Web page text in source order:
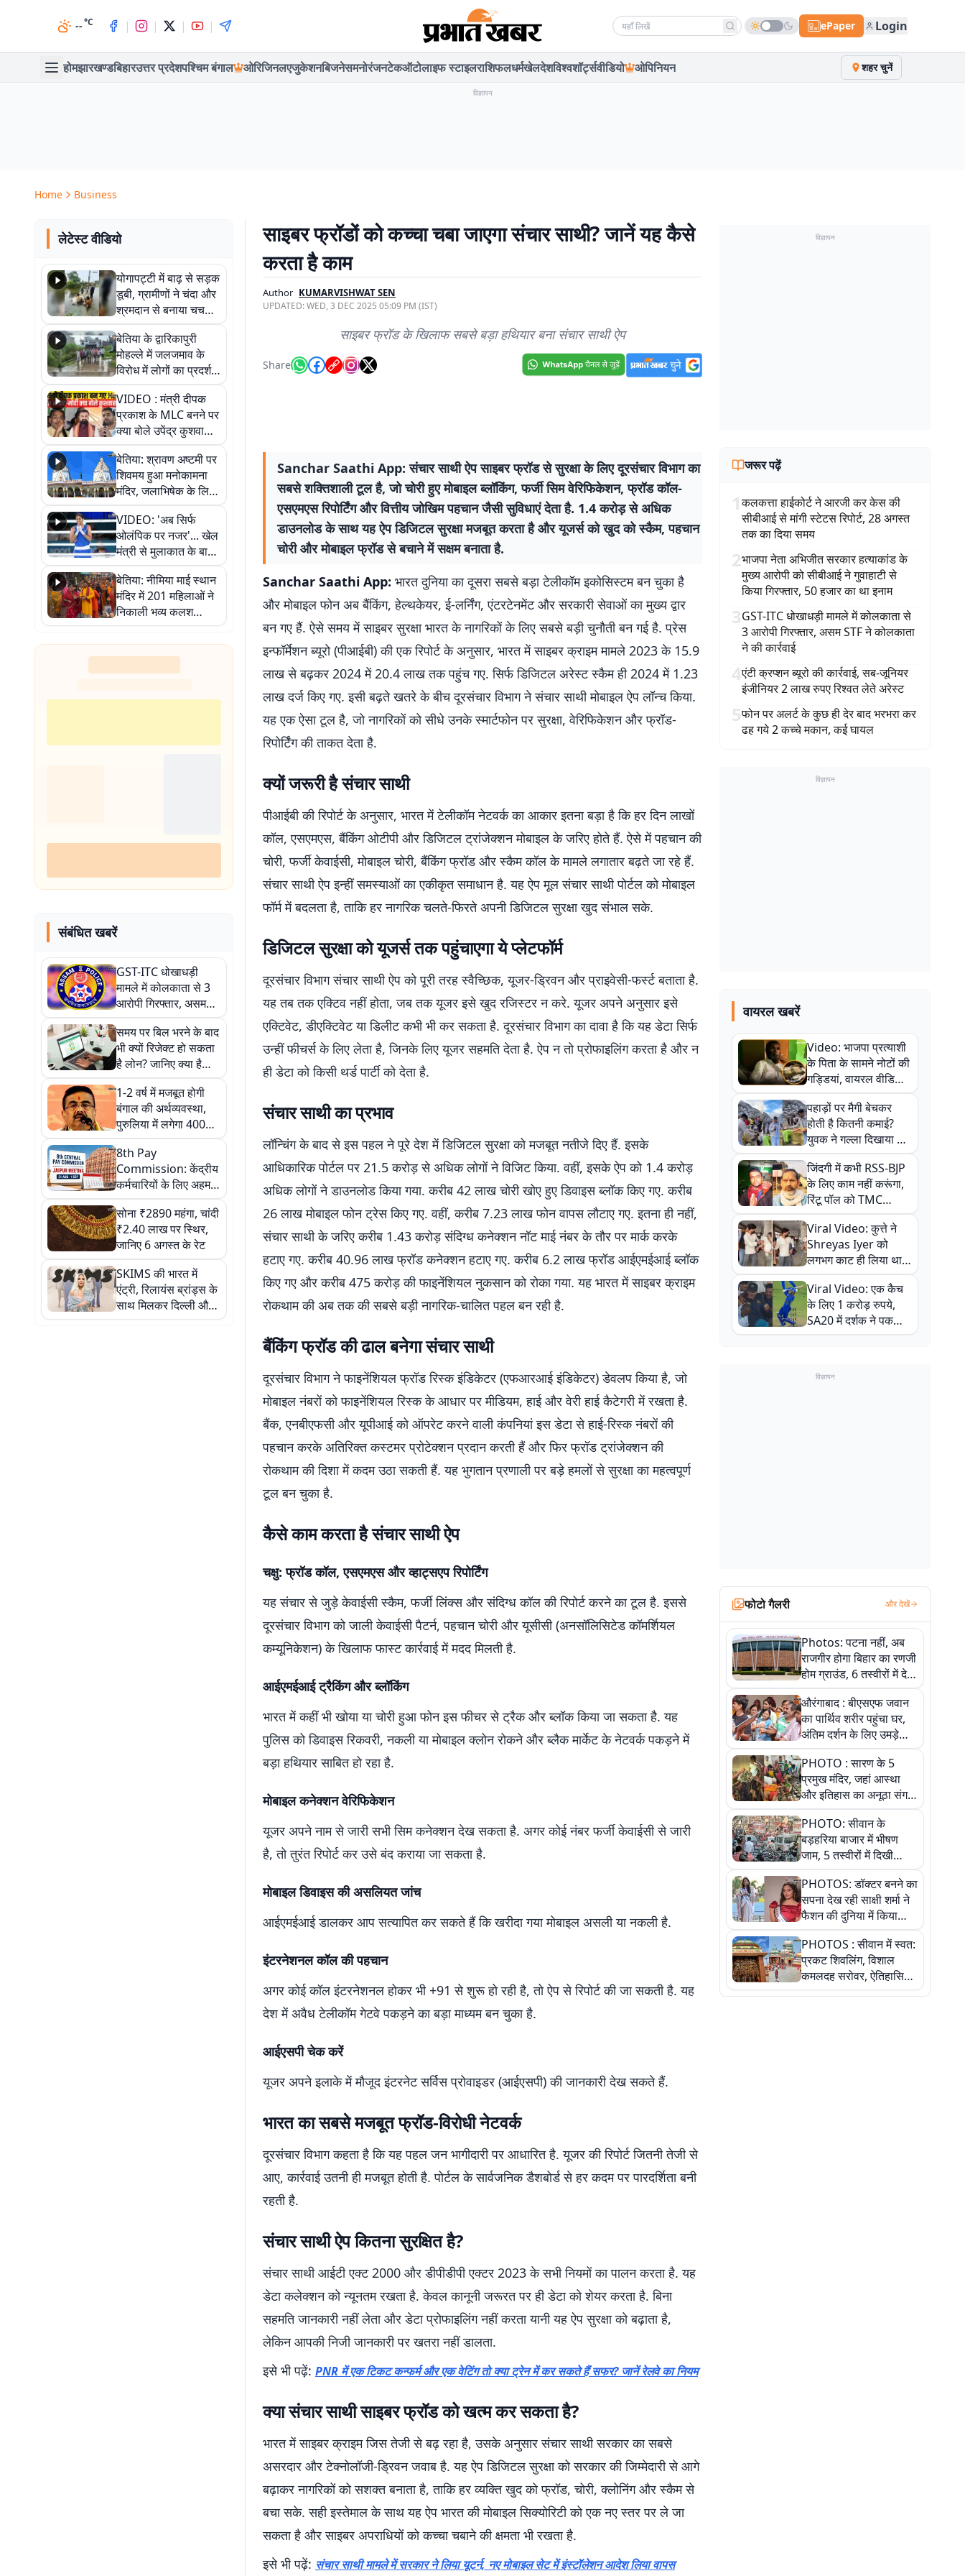
--°C | | | | Search news ePaper Login
होमझारखण्डबिहारउत्तर प्रदेशपश्चिम बंगाल ओरिजिनलएजुकेशनबिजनेसमनोरंजनटेकऑटोलाइफ स्टाइलराशिफलधर्मखेलदेशविश्वशॉर्ट्सवीडियो ओपिनियन शहर चुनें
विज्ञापन
Home Business
लेटेस्ट वीडियो
योगापट्टी में बाढ़ से सड़क
डूबी, ग्रामीणों ने चंदा और
श्रमदान से बनाया चचरी
पुल
बेतिया के द्वारिकापुरी
मोहल्ले में जलजमाव के
विरोध में लोगों का प्रदर्शन,
स्थायी समाधान की मांग
VIDEO : मंत्री दीपक
प्रकाश के MLC बनने पर
क्या बोले उपेंद्र कुशवाहा,
सुनिए
बेतिया: श्रावण अष्टमी पर
शिवमय हुआ मनोकामना
मंदिर, जलाभिषेक के लिए
लगी लंबी कतारें
VIDEO: 'अब सिर्फ
ओलंपिक पर नजर'... खेल
मंत्री से मुलाकात के बाद
जैसमीन लंबोरिया का बड़ा
बयान
बेतिया: नीमिया माई स्थान
मंदिर में 201 महिलाओं ने
निकाली भव्य कलश
शोभायात्रा, शिवलिंग
प्राण-प्रतिष्ठा महोत्सव
शुरू
संबंधित खबरें
GST-ITC धोखाधड़ी
मामले में कोलकाता से 3
आरोपी गिरफ्तार, असम
STF ने कोलकाता ने की
कार्रवाई
समय पर बिल भरने के बाद
भी क्यों रिजेक्ट हो सकता
है लोन? जानिए क्या है
क्रेडिट यूटिलाइजेशन का
खेल
1-2 वर्ष में मजबूत होगी
बंगाल की अर्थव्यवस्था,
पुरुलिया में लगेगा 4000
करोड़ का स्टील प्लांट :
शुभेंदु अधिकारी
8th Pay
Commission: केंद्रीय
कर्मचारियों के लिए अहम
मौका, 31 अगस्त और 1
सितंबर को जयपुर में होगी
बैठक
सोना ₹2890 महंगा, चांदी
₹2.40 लाख पर स्थिर,
जानिए 6 अगस्त के रेट
SKIMS की भारत में
एंट्री, रिलायंस ब्रांड्स के
साथ मिलकर दिल्ली और
मुंबई में खुलेंगे पहले स्टोर
साइबर फ्रॉडों को कच्चा चबा जाएगा संचार साथी? जानें यह कैसे
करता है काम
Author KUMARVISHWAT SEN
UPDATED:WED, 3 DEC 2025 05:09 PM (IST)
साइबर फ्रॉड के खिलाफ सबसे बड़ा हथियार बना संचार साथी ऐप
Share
Sanchar Saathi App: संचार साथी ऐप साइबर फ्रॉड से सुरक्षा के लिए दूरसंचार विभाग का
सबसे शक्तिशाली टूल है, जो चोरी हुए मोबाइल ब्लॉकिंग, फर्जी सिम वेरिफिकेशन, फ्रॉड कॉल-
एसएमएस रिपोर्टिंग और वित्तीय जोखिम पहचान जैसी सुविधाएं देता है. 1.4 करोड़ से अधिक
डाउनलोड के साथ यह ऐप डिजिटल सुरक्षा मजबूत करता है और यूजर्स को खुद को स्कैम, पहचान
चोरी और मोबाइल फ्रॉड से बचाने में सक्षम बनाता है.
Sanchar Saathi App: भारत दुनिया का दूसरा सबसे बड़ा टेलीकॉम इकोसिस्टम बन चुका है
और मोबाइल फोन अब बैंकिंग, हेल्थकेयर, ई-लर्निंग, एंटरटेनमेंट और सरकारी सेवाओं का मुख्य द्वार
बन गए हैं. ऐसे समय में साइबर सुरक्षा भारत के नागरिकों के लिए सबसे बड़ी चुनौती बन गई है. प्रेस
इन्फॉर्मेशन ब्यूरो (पीआईबी) की एक रिपोर्ट के अनुसार, भारत में साइबर क्राइम मामले 2023 के 15.9
लाख से बढ़कर 2024 में 20.4 लाख तक पहुंच गए. सिर्फ डिजिटल अरेस्ट स्कैम ही 2024 में 1.23
लाख दर्ज किए गए. इसी बढ़ते खतरे के बीच दूरसंचार विभाग ने संचार साथी मोबाइल ऐप लॉन्च किया.
यह एक ऐसा टूल है, जो नागरिकों को सीधे उनके स्मार्टफोन पर सुरक्षा, वेरिफिकेशन और फ्रॉड-
रिपोर्टिंग की ताकत देता है.
क्यों जरूरी है संचार साथी
पीआईबी की रिपोर्ट के अनुसार, भारत में टेलीकॉम नेटवर्क का आकार इतना बड़ा है कि हर दिन लाखों
कॉल, एसएमएस, बैंकिंग ओटीपी और डिजिटल ट्रांजेक्शन मोबाइल के जरिए होते हैं. ऐसे में पहचान की
चोरी, फर्जी केवाईसी, मोबाइल चोरी, बैंकिंग फ्रॉड और स्कैम कॉल के मामले लगातार बढ़ते जा रहे हैं.
संचार साथी ऐप इन्हीं समस्याओं का एकीकृत समाधान है. यह ऐप मूल संचार साथी पोर्टल को मोबाइल
फॉर्म में बदलता है, ताकि हर नागरिक चलते-फिरते अपनी डिजिटल सुरक्षा खुद संभाल सके.
डिजिटल सुरक्षा को यूजर्स तक पहुंचाएगा ये प्लेटफॉर्म
दूरसंचार विभाग संचार साथी ऐप को पूरी तरह स्वैच्छिक, यूजर-ड्रिवन और प्राइवेसी-फर्स्ट बताता है.
यह तब तक एक्टिव नहीं होता, जब तक यूजर इसे खुद रजिस्टर न करे. यूजर अपने अनुसार इसे
एक्टिवेट, डीएक्टिवेट या डिलीट कभी भी कर सकता है. दूरसंचार विभाग का दावा है कि यह डेटा सिर्फ
उन्हीं फीचर्स के लिए लेता है, जिनके लिए यूजर सहमति देता है. ऐप न तो प्रोफाइलिंग करता है और न
ही डेटा को किसी थर्ड पार्टी को देता है.
संचार साथी का प्रभाव
लॉन्चिंग के बाद से इस पहल ने पूरे देश में डिजिटल सुरक्षा को मजबूत नतीजे दिए हैं. इसके
आधिकारिक पोर्टल पर 21.5 करोड़ से अधिक लोगों ने विजिट किया. वहीं, इसके ऐप को 1.4 करोड़
अधिक लोगों ने डाउनलोड किया गया. करीब 42 लाख चोरी खोए हुए डिवाइस ब्लॉक किए गए. करीब
26 लाख मोबाइल फोन ट्रेस किए गए. वहीं, करीब 7.23 लाख फोन वापस लौटाए गए. इतना ही नहीं,
संचार साथी के जरिए करीब 1.43 करोड़ संदिग्ध कनेक्शन नॉट माई नंबर के तौर पर मार्क करके
हटाए गए. करीब 40.96 लाख फ्रॉड कनेक्शन हटाए गए. करीब 6.2 लाख फ्रॉड आईएमईआई ब्लॉक
किए गए और करीब 475 करोड़ की फाइनेंशियल नुकसान को रोका गया. यह भारत में साइबर क्राइम
रोकथाम की अब तक की सबसे बड़ी नागरिक-चालित पहल बन रही है.
बैंकिंग फ्रॉड की ढाल बनेगा संचार साथी
दूरसंचार विभाग ने फाइनेंशियल फ्रॉड रिस्क इंडिकेटर (एफआरआई इंडिकेटर) डेवलप किया है, जो
मोबाइल नंबरों को फाइनेंशियल रिस्क के आधार पर मीडियम, हाई और वेरी हाई कैटेगरी में रखता है.
बैंक, एनबीएफसी और यूपीआई को ऑपरेट करने वाली कंपनियां इस डेटा से हाई-रिस्क नंबरों की
पहचान करके अतिरिक्त कस्टमर प्रोटेक्शन प्रदान करती हैं और फिर फ्रॉड ट्रांजेक्शन की
रोकथाम की दिशा में कदम उठा सकती हैं. यह भुगतान प्रणाली पर बड़े हमलों से सुरक्षा का महत्वपूर्ण
टूल बन चुका है.
कैसे काम करता है संचार साथी ऐप
चक्षु: फ्रॉड कॉल, एसएमएस और व्हाट्सएप रिपोर्टिंग
यह संचार से जुड़े केवाईसी स्कैम, फर्जी लिंक्स और संदिग्ध कॉल की रिपोर्ट करने का टूल है. इससे
दूरसंचार विभाग को जाली केवाईसी पैटर्न, पहचान चोरी और यूसीसी (अनसॉलिसिटेड कॉमर्शियल
कम्यूनिकेशन) के खिलाफ फास्ट कार्रवाई में मदद मिलती है.
आईएमईआई ट्रैकिंग और ब्लॉकिंग
भारत में कहीं भी खोया या चोरी हुआ फोन इस फीचर से ट्रैक और ब्लॉक किया जा सकता है. यह
पुलिस को डिवाइस रिकवरी, नकली या मोबाइल क्लोन रोकने और ब्लैक मार्केट के नेटवर्क पकड़ने में
बड़ा हथियार साबित हो रहा है.
मोबाइल कनेक्शन वेरिफिकेशन
यूजर अपने नाम से जारी सभी सिम कनेक्शन देख सकता है. अगर कोई नंबर फर्जी केवाईसी से जारी
है, तो तुरंत रिपोर्ट कर उसे बंद कराया जा सकता है.
मोबाइल डिवाइस की असलियत जांच
आईएमईआई डालकर आप सत्यापित कर सकते हैं कि खरीदा गया मोबाइल असली या नकली है.
इंटरनेशनल कॉल की पहचान
अगर कोई कॉल इंटरनेशनल होकर भी +91 से शुरू हो रही है, तो ऐप से रिपोर्ट की जा सकती है. यह
देश में अवैध टेलीकॉम गेटवे पकड़ने का बड़ा माध्यम बन चुका है.
आईएसपी चेक करें
यूजर अपने इलाके में मौजूद इंटरनेट सर्विस प्रोवाइडर (आईएसपी) की जानकारी देख सकते हैं.
भारत का सबसे मजबूत फ्रॉड-विरोधी नेटवर्क
दूरसंचार विभाग कहता है कि यह पहल जन भागीदारी पर आधारित है. यूजर की रिपोर्ट जितनी तेजी से
आए, कार्रवाई उतनी ही मजबूत होती है. पोर्टल के सार्वजनिक डैशबोर्ड से हर कदम पर पारदर्शिता बनी
रहती है.
संचार साथी ऐप कितना सुरक्षित है?
संचार साथी आईटी एक्ट 2000 और डीपीडीपी एक्टर 2023 के सभी नियमों का पालन करता है. यह
डेटा कलेक्शन को न्यूनतम रखता है. केवल कानूनी जरूरत पर ही डेटा को शेयर करता है. बिना
सहमति जानकारी नहीं लेता और डेटा प्रोफाइलिंग नहीं करता यानी यह ऐप सुरक्षा को बढ़ाता है,
लेकिन आपकी निजी जानकारी पर खतरा नहीं डालता.
इसे भी पढ़ें: PNR में एक टिकट कन्फर्म और एक वेटिंग तो क्या ट्रेन में कर सकते हैं सफर? जानें रेलवे का नियम
क्या संचार साथी साइबर फ्रॉड को खत्म कर सकता है?
भारत में साइबर क्राइम जिस तेजी से बढ़ रहा है, उसके अनुसार संचार साथी सरकार का सबसे
असरदार और टेक्नोलॉजी-ड्रिवन जवाब है. यह ऐप डिजिटल सुरक्षा को सरकार की जिम्मेदारी से आगे
बढ़ाकर नागरिकों को सशक्त बनाता है, ताकि हर व्यक्ति खुद को फ्रॉड, चोरी, क्लोनिंग और स्कैम से
बचा सके. सही इस्तेमाल के साथ यह ऐप भारत की मोबाइल सिक्योरिटी को एक नए स्तर पर ले जा
सकता है और साइबर अपराधियों को कच्चा चबाने की क्षमता भी रखता है.
इसे भी पढ़ें: संचार साथी मामले में सरकार ने लिया यूटर्न, नए मोबाइल सेट में इंस्टॉलेशन आदेश लिया वापस
विज्ञापन
जरूर पढ़ें
1कलकत्ता हाईकोर्ट ने आरजी कर केस की
सीबीआई से मांगी स्टेटस रिपोर्ट, 28 अगस्त
तक का दिया समय
2भाजपा नेता अभिजीत सरकार हत्याकांड के
मुख्य आरोपी को सीबीआई ने गुवाहाटी से
किया गिरफ्तार, 50 हजार का था इनाम
3GST-ITC धोखाधड़ी मामले में कोलकाता से
3 आरोपी गिरफ्तार, असम STF ने कोलकाता
ने की कार्रवाई
4एंटी क्रप्शन ब्यूरो की कार्रवाई, सब-जूनियर
इंजीनियर 2 लाख रुपए रिश्वत लेते अरेस्ट
5फोन पर अलर्ट के कुछ ही देर बाद भरभरा कर
ढह गये 2 कच्चे मकान, कई घायल
विज्ञापन
वायरल खबरें
Video: भाजपा प्रत्याशी
के पिता के सामने नोटों की
गड्डियां, वायरल वीडियो
से राजनीति में उबाल,
अजित महतो बोले- TMC
की गंदी चाल
पहाड़ों पर मैगी बेचकर
होती है कितनी कमाई?
युवक ने गल्ला दिखाया तो
नौकरी वालों के खड़े हो गए
कान
जिंदगी में कभी RSS-BJP
के लिए काम नहीं करूंगा,
रिंटू पॉल को TMC
ऑफिस में ले जाकर पीटा,
Video वायरल
Viral Video: कुत्ते ने
Shreyas Iyer को
लगभग काट ही लिया था,
न्यूजीलैंड सीरीज से पहले
बाल-बाल बचे
Viral Video: एक कैच
के लिए 1 करोड़ रुपये,
SA20 में दर्शक ने पकड़ा
एक हाथ से गजब का कैच
विज्ञापन
फोटो गैलरी और देखें
Photos: पटना नहीं, अब
राजगीर होगा बिहार का रणजी
होम ग्राउंड, 6 तस्वीरों में देखें
नए स्टेडियम की पूरी कहानी
औरंगाबाद : बीएसएफ जवान
का पार्थिव शरीर पहुंचा घर,
अंतिम दर्शन के लिए उमड़े
लोग
PHOTO : सारण के 5
प्रमुख मंदिर, जहां आस्था
और इतिहास का अनूठा संगम,
तस्वीरों में जानिए
PHOTO: सीवान के
बड़हरिया बाजार में भीषण
जाम, 5 तस्वीरों में दिखी
अव्यवस्था
PHOTOS: डॉक्टर बनने का
सपना देख रही साक्षी शर्मा ने
फैशन की दुनिया में किया
कमाल,जानिए बेगूसराय की
बेटी ने कैसे दी अपने सपनों
को उड़ान
PHOTOS : सीवान में स्वत:
प्रकट शिवलिंग, विशाल
कमलदह सरोवर, ऐतिहासिक
महेंद्रनाथ मंदिर और घंटाघर